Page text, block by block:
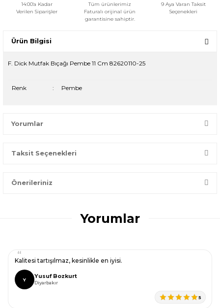
14:00'a Kadar
Verilen Siparişler
Tüm ürünlerimiz
Faturalı orijinal ürün
garantisine sahiptir.
9 Aya Varan Taksit
Seçenekleri
Ürün Bilgisi
F. Dick Mutfak Bıçağı Pembe 11 Cm 82620110-25
Renk : Pembe
Yorumlar
Taksit Seçenekleri
Önerileriniz
konularda yetersiz gördüğünüz noktaları öneri formunu
kullanarak tarafımıza iletebilirsiniz.
Ürün resmi kalitesiz, bozuk veya görüntülenemiyor.
Ürün açıklamasında eksik bilgiler bulunuyor.
Ürün bilgilerinde hatalar bulunuyor.
Yorumlar
Kalitesi tartışılmaz, kesinlikle en iyisi.
Y Yusuf Bozkurt
Diyarbakır
5